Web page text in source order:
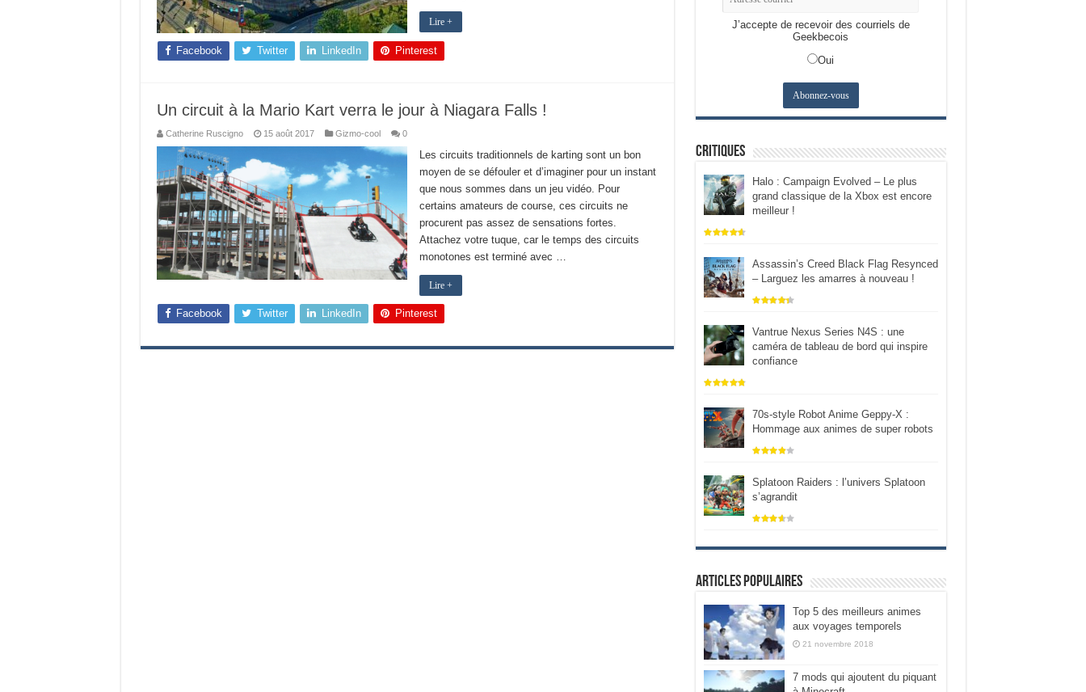
Lire +
Facebook Twitter LinkedIn Pinterest
Un circuit à la Mario Kart verra le jour à Niagara Falls !
Catherine Ruscigno 15 août 2017 Gizmo-cool 0
Les circuits traditionnels de karting sont un bon
moyen de se défouler et d’imaginer pour un instant
que nous sommes dans un jeu vidéo. Pour
certains amateurs de course, ces circuits ne
procurent pas assez de sensations fortes.
Attachez votre tuque, car le temps des circuits
monotones est terminé avec …
Lire +
Facebook Twitter LinkedIn Pinterest
J’accepte de recevoir des courriels de
Geekbecois
Oui
Critiques
Halo : Campaign Evolved – Le plus
grand classique de la Xbox est encore
meilleur !
Assassin’s Creed Black Flag Resynced
– Larguez les amarres à nouveau !
Vantrue Nexus Series N4S : une
caméra de tableau de bord qui inspire
confiance
70s-style Robot Anime Geppy-X :
Hommage aux animes de super robots
Splatoon Raiders : l’univers Splatoon
s’agrandit
Articles populaires
Top 5 des meilleurs animes
aux voyages temporels
21 novembre 2018
7 mods qui ajoutent du piquant